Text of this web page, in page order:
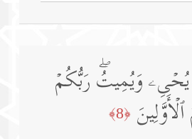
یُحۡیِۦ وَیُمِیتُۖ رَبُّكُمۡ
﴿8﴾